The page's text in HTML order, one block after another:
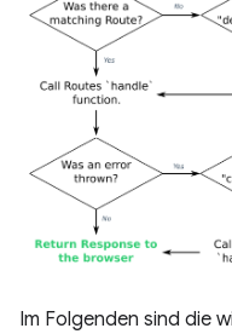
Im Folgenden sind die